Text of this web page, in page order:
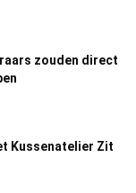
zouden direct
Kussenatelier Zit